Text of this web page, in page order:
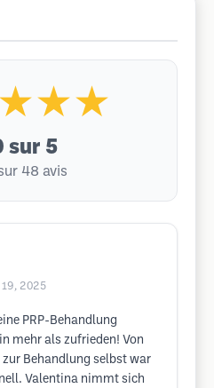
sur 5
48 avis
19, 2025
PRP-Behandlung
mehr als zufrieden! Von
Behandlung selbst war
Valentina nimmt sich